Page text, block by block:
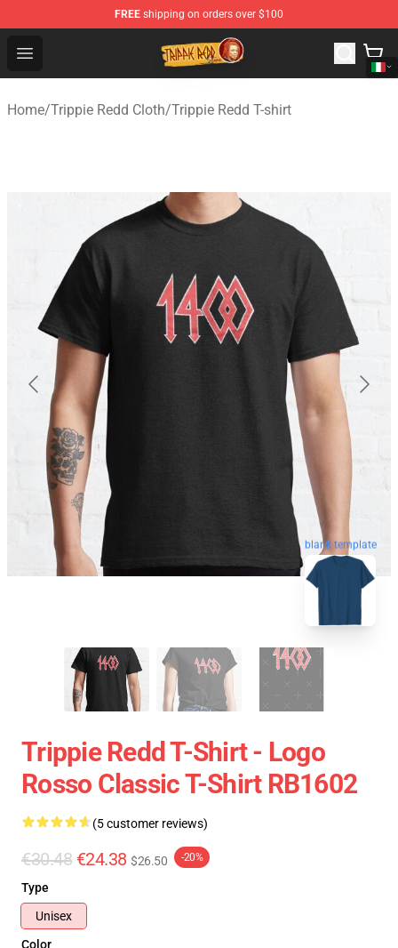
FREE shipping on orders over $100
Open menu
Trippie Redd Store - Official Trippie Redd Merchandise
Home/Trippie Redd Cloth/Trippie Redd T-shirt
blank template
Trippie Redd T-Shirt - Logo
Rosso Classic T-Shirt RB1602
(5 customer reviews)
€30.48 €24.38 $26.50 -20%
Type
Unisex
Color